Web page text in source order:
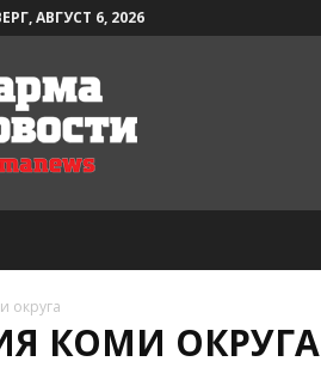
АВГУСТ 6, 2026
округа
КОМИ ОКРУГА